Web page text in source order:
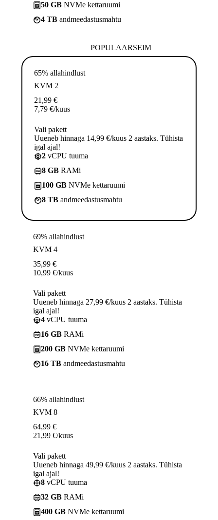
50 GB NVMe kettaruumi
4 TB andmeedastusmahtu
POPULAARSEIM
65% allahindlust
KVM 2
21,99 €
7,79 €/kuus
Vali pakett
Uueneb hinnaga 14,99 €/kuus 2 aastaks. Tühista
igal ajal!
2 vCPU tuuma
8 GB RAMi
100 GB NVMe kettaruumi
8 TB andmeedastusmahtu
69% allahindlust
KVM 4
35,99 €
10,99 €/kuus
Vali pakett
Uueneb hinnaga 27,99 €/kuus 2 aastaks. Tühista
igal ajal!
4 vCPU tuuma
16 GB RAMi
200 GB NVMe kettaruumi
16 TB andmeedastusmahtu
66% allahindlust
KVM 8
64,99 €
21,99 €/kuus
Vali pakett
Uueneb hinnaga 49,99 €/kuus 2 aastaks. Tühista
igal ajal!
8 vCPU tuuma
32 GB RAMi
400 GB NVMe kettaruumi